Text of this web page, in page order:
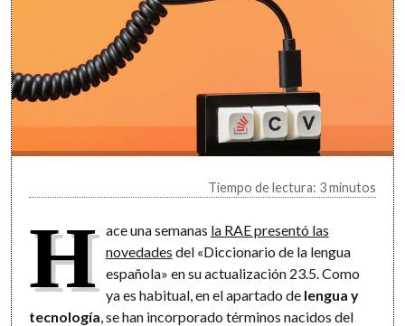
Tiempo de lectura: 3 minutos
H ace una semanas la RAE presentó las
novedades del «Diccionario de la lengua
española» en su actualización 23.5. Como
ya es habitual, en el apartado de lengua y
tecnología , se han incorporado términos nacidos del